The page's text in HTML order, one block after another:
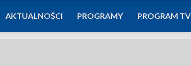
AKTUALNOŚCI PROGRAMY PROGRAM TV